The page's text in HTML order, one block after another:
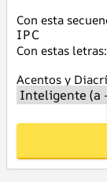
Con esta
Con estas letras:
Acentos y